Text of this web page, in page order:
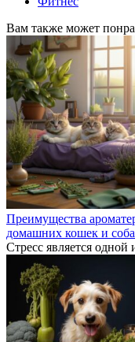
Вам также может
Преимущества
домашних кошек и
Стресс является одной